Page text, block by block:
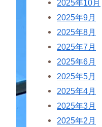
2025年10月
2025年9月
2025年8月
2025年7月
2025年6月
2025年5月
2025年4月
2025年3月
2025年2月